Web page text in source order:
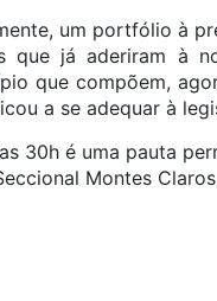
um portfólio à
que já aderiram à
que compõem,
a se adequar à
30h é uma pauta
Montes